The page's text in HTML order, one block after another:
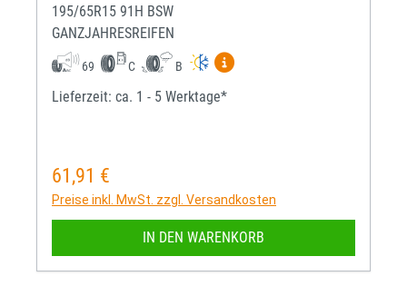
195/65R15 91H BSW
GANZJAHRESREIFEN
69 C B
Mehr Informationen zum
Lieferzeit: ca. 1 - 5 Werktage*
Regulärer Preis:
61,91 €
Preise inkl. MwSt. zzgl. Versandkosten
IN DEN WARENKORB